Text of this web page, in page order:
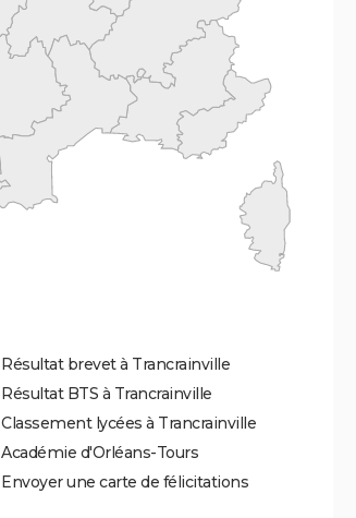
Résultat brevet à Trancrainville
Résultat BTS à Trancrainville
Classement lycées à Trancrainville
Académie d'Orléans-Tours
Envoyer une carte de félicitations